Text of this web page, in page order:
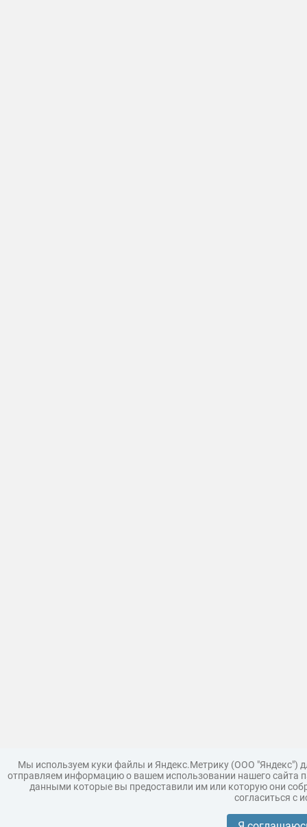
Поддержка
Царь 3D
Мы используем куки файлы и Яндекс.Метрику (ООО "Яндекс")
отправляем информацию о вашем использовании нашего сайта
данными которые вы предоставили им или которую они
согласиться с